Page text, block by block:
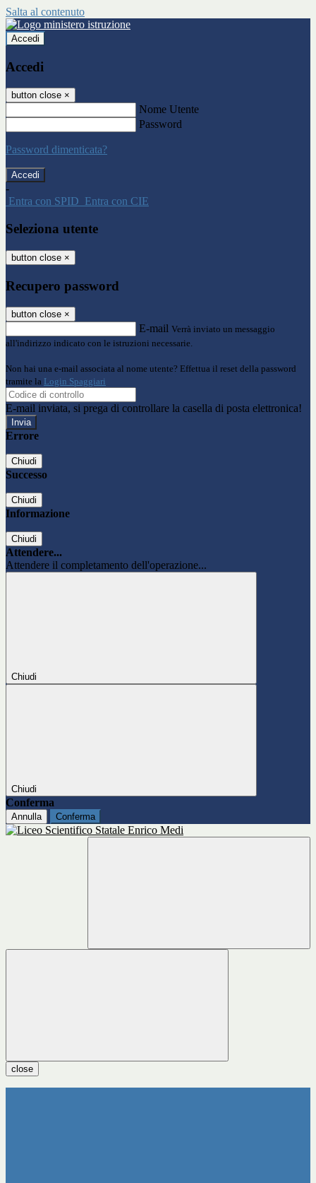
Salta al contenuto
Accedi
Accedi
button close ×
Nome Utente
Password
Password dimenticata?
-
Entra con SPID Entra con CIE
Seleziona utente
button close ×
Recupero password
button close ×
E-mail Verrà inviato un messaggio
all'indirizzo indicato con le istruzioni necessarie.
Non hai una e-mail associata al nome utente? Effettua il reset della password
tramite la Login Spaggiari
E-mail inviata, si prega di controllare la casella di posta elettronica!
Errore
Chiudi
Successo
Chiudi
Informazione
Chiudi
Attendere...
Attendere il completamento dell'operazione...
Chiudi
Chiudi
Conferma
Annulla Conferma
close